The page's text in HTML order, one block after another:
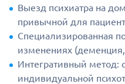
Выезд психиатра на
привычной для
Специализированная
изменениях
Интегративный метод:
индивидуальной